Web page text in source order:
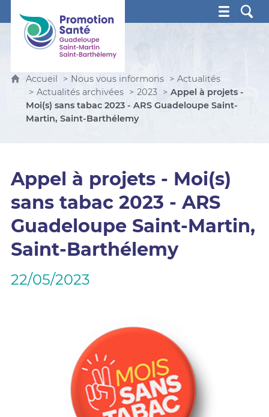
Promotion Santé Guadeloupe, Saint-Martin, Saint
Accueil Nous vous informons
Actualités
Actualités archivées
2023
Appel à projets -
Moi(s) sans tabac 2023 - ARS Guadeloupe Saint-
Martin, Saint-Barthélemy
Appel à projets - Moi(s)
sans tabac 2023 - ARS
Guadeloupe Saint-Martin,
Saint-Barthélemy
22/05/2023